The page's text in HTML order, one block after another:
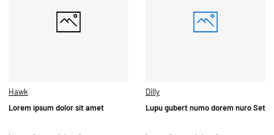
Hawk
Lorem ipsum dolor sit amet
Dilly
Lupu gubert numo dorem nuro Set